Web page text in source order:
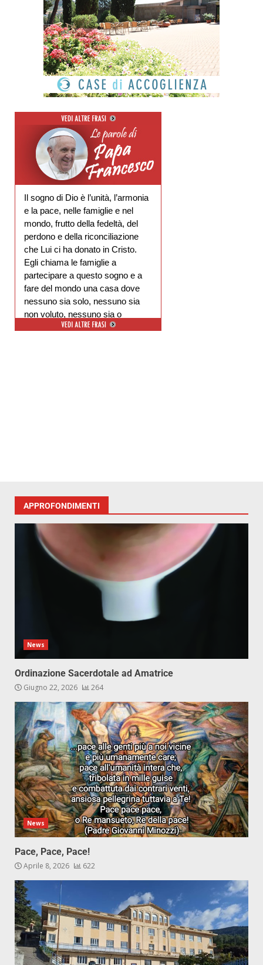
Il sogno di Dio è l’unità, l’armonia
e la pace, nelle famiglie e nel
mondo, frutto della fedeltà, del
perdono e della riconciliazione
che Lui ci ha donato in Cristo.
Egli chiama le famiglie a
partecipare a questo sogno e a
fare del mondo una casa dove
nessuno sia solo, nessuno sia
non voluto, nessuno sia o
APPROFONDIMENTI
News
Ordinazione Sacerdotale ad Amatrice
Giugno 22, 2026 264
News
Pace, Pace, Pace!
Aprile 8, 2026 622